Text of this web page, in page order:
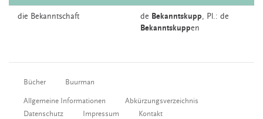
die Bekanntschaft de Bekanntskupp, Pl.: de
Bekanntskuppen
Bücher Buurman
Allgemeine Informationen
Abkürzungsverzeichnis
Datenschutz
Impressum Kontakt